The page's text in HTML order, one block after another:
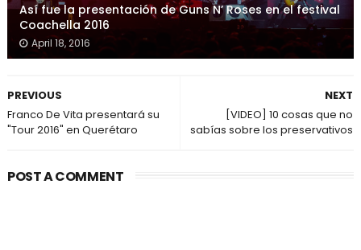
Así fue la presentación de Guns N’ Roses en el festival
Coachella 2016
April 18, 2016
NEXT
[VIDEO] 10 cosas que no
sabías sobre los preservativos
PREVIOUS
Franco De Vita presentará su
"Tour 2016" en Querétaro
POST A COMMENT